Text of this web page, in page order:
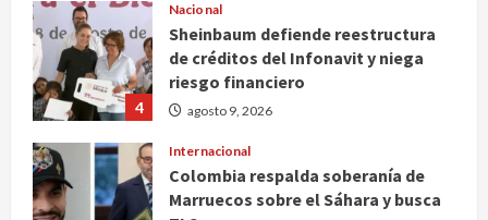
4
Nacional
Sheinbaum defiende reestructura
de créditos del Infonavit y niega
riesgo financiero
agosto 9, 2026
Internacional
Colombia respalda soberanía de
Marruecos sobre el Sáhara y busca